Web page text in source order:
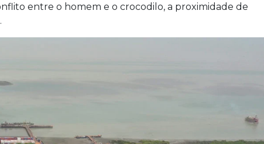
entre o homem e o crocodilo, a proximidade de